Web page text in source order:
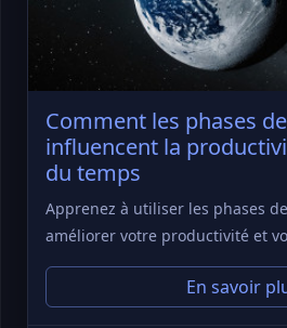
Comment les phases
influencent la
du temps
Apprenez à utiliser les phases
améliorer votre productivité et
En savoir